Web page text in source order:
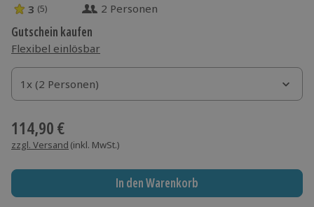
3 Sterne von 5 aus 5 Bewertungen
3 (5) 2 Personen
Gutschein kaufen
Flexibel einlösbar
1x (2 Personen)
1x (2 Personen)
1x (2 Personen)
114,90 €
zzgl. Versand (inkl. MwSt.)
In den Warenkorb